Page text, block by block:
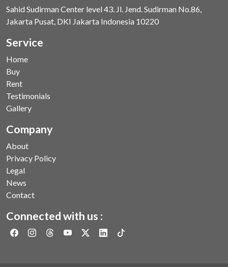
Sahid Sudirman Center level 43. Jl. Jend. Sudirman No.86,
Jakarta Pusat, DKI Jakarta Indonesia 10220
Service
Home
Buy
Rent
Testimonials
Gallery
Company
About
Privacy Policy
Legal
News
Contact
Connected with us :